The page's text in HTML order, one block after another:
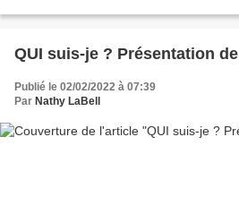
QUI suis-je ? Présentation
Publié le 02/02/2022 à 07:39
Par Nathy LaBell